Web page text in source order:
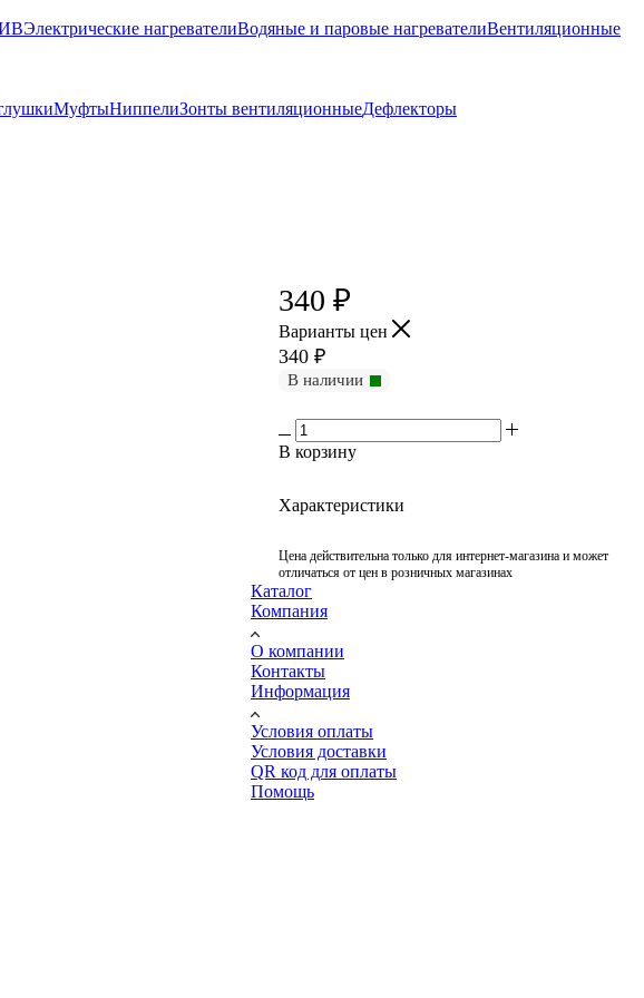
Электрические нагревателиВодяные и паровые нагревателиВентиляционные
МуфтыНиппелиЗонты вентиляционныеДефлекторы
340 ₽
Варианты цен
340 ₽
В наличии
В корзину
Характеристики
Цена действительна только для интернет-магазина и может
отличаться от цен в розничных магазинах
Каталог
Компания
О компании
Контакты
Информация
Условия оплаты
Условия доставки
QR код для оплаты
Помощь